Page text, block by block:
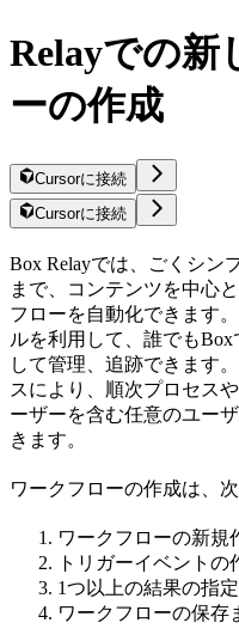
Relayでの新
ーの作成
Cursorに接続
Cursorに接続
Box Relayでは、ごくシン
まで、コンテンツを中心
フローを自動化できます
ルを利用して、誰でも
して管理、追跡できます
スにより、順次プロセス
ーザーを含む任意のユー
きます。
ワークフローの作成は、
ワークフローの新規
トリガーイベントの
1つ以上の結果の指定
ワークフローの保存